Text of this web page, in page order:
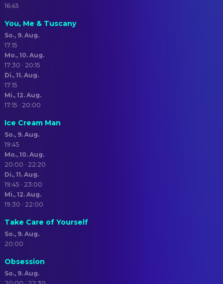
16:45
You, Me & Tuscany
So., 9. Aug.
17:15
Mo., 10. Aug.
17:30 · 20:15
Di., 11. Aug.
17:15
Mi., 12. Aug.
17:15 · 20:00
Ice Cream Man
So., 9. Aug.
19:45
Mo., 10. Aug.
20:00 · 22:20
Di., 11. Aug.
19:45 · 23:00
Mi., 12. Aug.
19:30 · 22:00
Take Care of Yourself
So., 9. Aug.
20:00
Obsession
So., 9. Aug.